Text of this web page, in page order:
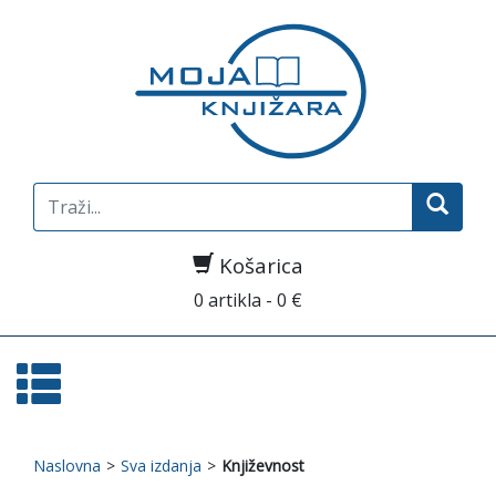
Search
for:
Košarica
0 artikla - 0 €
Naslovna > Sva izdanja > Književnost